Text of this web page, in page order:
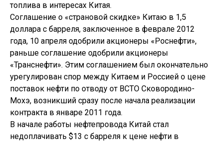
топлива в интересах Китая.
Соглашение о «страновой скидке» Китаю в 1,5
доллара с барреля, заключенное в феврале 2012
года, 10 апреля одобрили акционеры «Роснефти»,
раньше соглашение одобрили акционеры
«Транснефти». Этим соглашением был окончательно
урегулирован спор между Китаем и Россией о цене
поставок нефти по отводу от ВСТО Сковородино-
Мохэ, возникший сразу после начала реализации
контракта в январе 2011 года.
В начале работы нефтепровода Китай стал
недоплачивать $13 c барреля к цене нефти в